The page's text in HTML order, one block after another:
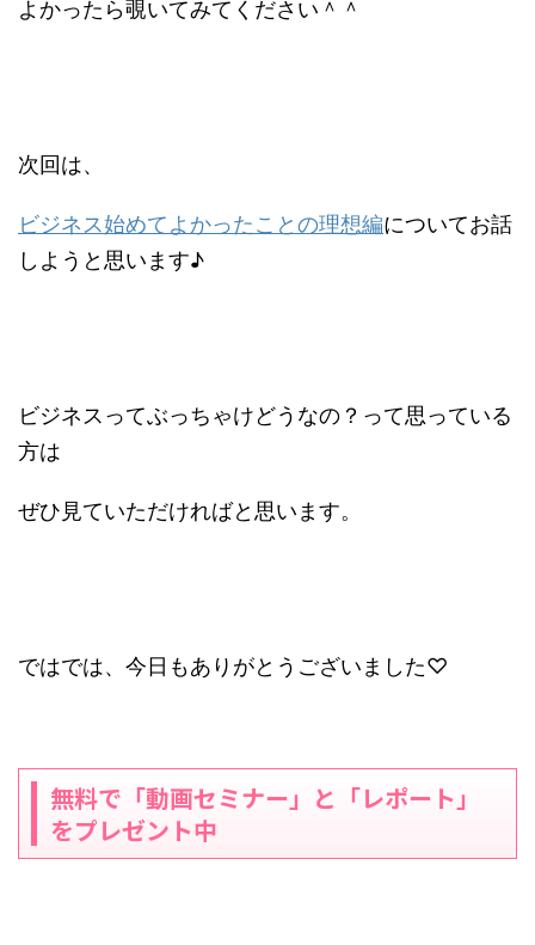
よかったら覗いてみてください＾＾
次回は、
ビジネス始めてよかったことの理想編についてお話
しようと思います♪
ビジネスってぶっちゃけどうなの？って思っている
方は
ぜひ見ていただければと思います。
ではでは、今日もありがとうございました♡
無料で「動画セミナー」と「レポート」
をプレゼント中